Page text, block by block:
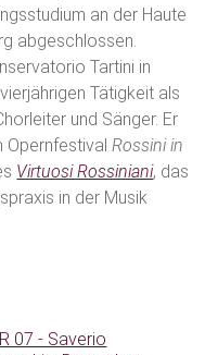
an der Haute
abgeschlossen.
Tartini in
Tätigkeit als
und Sänger. Er
OpernfestivalRossini in
Virtuosi Rossiniani, das
in der Musik